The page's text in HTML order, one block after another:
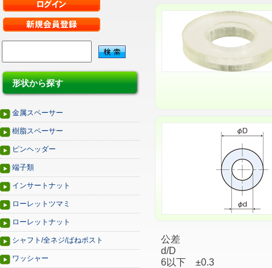
形状から探す
金属スペーサー
樹脂スペーサー
ピンヘッダー
端子類
インサートナット
ローレットツマミ
ローレットナット
シャフト/全ネジ/ばねポスト
ワッシャー
公差
d/D
6以下 ±0.3